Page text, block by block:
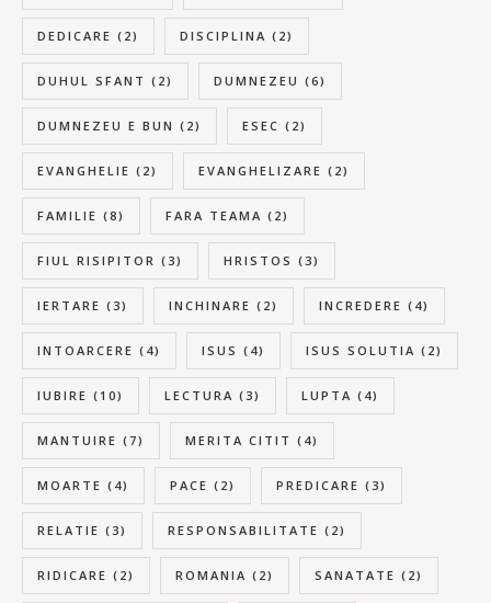
DEDICARE (2) DISCIPLINA (2)
DUHUL SFANT (2) DUMNEZEU (6)
DUMNEZEU E BUN (2) ESEC (2)
EVANGHELIE (2) EVANGHELIZARE (2)
FAMILIE (8) FARA TEAMA (2)
FIUL RISIPITOR (3) HRISTOS (3)
IERTARE (3) INCHINARE (2) INCREDERE (4)
INTOARCERE (4) ISUS (4) ISUS SOLUTIA (2)
IUBIRE (10) LECTURA (3) LUPTA (4)
MANTUIRE (7) MERITA CITIT (4)
MOARTE (4) PACE (2) PREDICARE (3)
RELATIE (3) RESPONSABILITATE (2)
RIDICARE (2) ROMANIA (2) SANATATE (2)